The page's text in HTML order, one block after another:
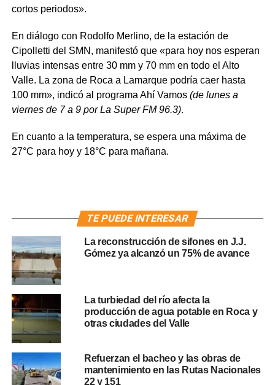
cortos periodos».
En diálogo con Rodolfo Merlino, de la estación de
Cipolletti del SMN, manifestó que «para hoy nos esperan
lluvias intensas entre 30 mm y 70 mm en todo el Alto
Valle. La zona de Roca a Lamarque podría caer hasta
100 mm», indicó al programa Ahí Vamos (de lunes a
viernes de 7 a 9 por La Super FM 96.3).
En cuanto a la temperatura, se espera una máxima de
27°C para hoy y 18°C para mañana.
TE PUEDE INTERESAR
La reconstrucción de sifones en J.J.
Gómez ya alcanzó un 75% de avance
La turbiedad del río afecta la
producción de agua potable en Roca y
otras ciudades del Valle
Refuerzan el bacheo y las obras de
mantenimiento en las Rutas Nacionales
22 y 151